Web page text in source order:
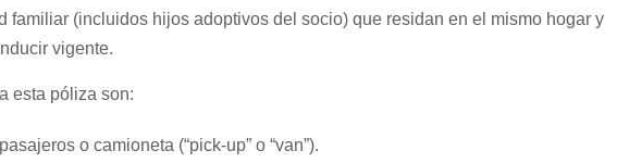
familiar (incluidos hijos adoptivos del socio) que residan en el mismo hogar y
vigente.
esta póliza son:
o camioneta (“pick-up” o “van”).